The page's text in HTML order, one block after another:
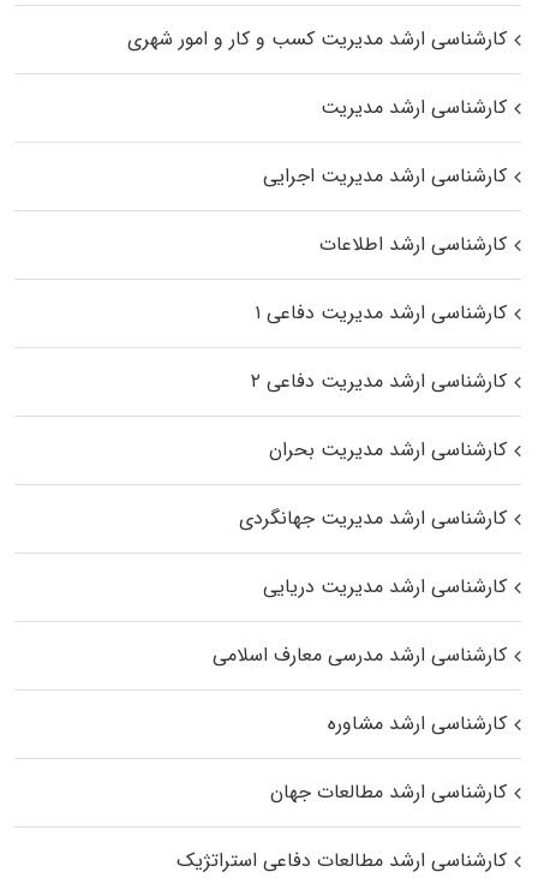
کارشناسی ارشد مدیریت کسب و کار و امور شهری
کارشناسی ارشد مدیریت
کارشناسی ارشد مدیریت اجرایی
کارشناسی ارشد اطلاعات
کارشناسی ارشد مدیریت دفاعی ۱
کارشناسی ارشد مدیریت دفاعی ۲
کارشناسی ارشد مدیریت بحران
کارشناسی ارشد مدیریت جهانگردی
کارشناسی ارشد مدیریت دریایی
کارشناسی ارشد مدرسی معارف اسلامی
کارشناسی ارشد مشاوره
کارشناسی ارشد مطالعات جهان
کارشناسی ارشد مطالعات دفاعی استراتژیک